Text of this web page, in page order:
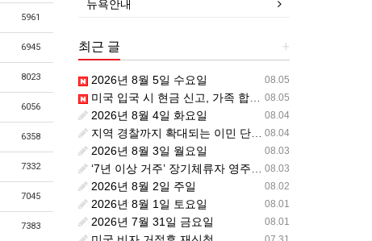
5961
6945
8023
6056
6358
7332
7045
7383
뉴욕안내
+
최근 글
08.05
2026년 8월 5일 수요일
08.05
미국 입국 시 현금 신고, 가족 합산 1만 달러가 기준입니다.
08.04
2026년 8월 4일 화요일
08.04
지역 경찰까지 확대되는 이민 단속… 287(g) 프로그램의 대대적 확장
08.03
2026년 8월 3일 월요일
08.03
‘7년 이상 거주’ 장기체류자 영주권 법안 재추진… 현실화될 수 있을까?
08.02
2026년 8월 2일 주일
08.01
2026년 8월 1일 토요일
08.01
2026년 7월 31일 금요일